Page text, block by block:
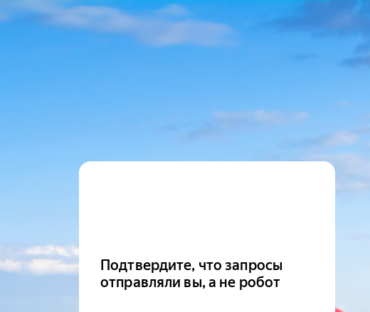
Подтвердите, что запросы
отправляли вы, а не робот